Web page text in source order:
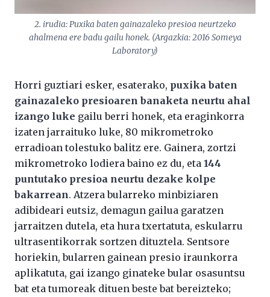
2. irudia: Puxika baten gainazaleko presioa neurtzeko
ahalmena ere badu gailu honek. (Argazkia: 2016 Someya
Laboratory)
Horri guztiari esker, esaterako, puxika baten
gainazaleko presioaren banaketa neurtu ahal
izango luke gailu berri honek, eta eraginkorra
izaten jarraituko luke, 80 mikrometroko
erradioan tolestuko balitz ere. Gainera, zortzi
mikrometroko lodiera baino ez du, eta 144
puntutako presioa neurtu dezake kolpe
bakarrean. Atzera bularreko minbiziaren
adibideari eutsiz, demagun gailua garatzen
jarraitzen dutela, eta hura txertatuta, eskularru
ultrasentikorrak sortzen dituztela. Sentsore
horiekin, bularren gainean presio iraunkorra
aplikatuta, gai izango ginateke bular osasuntsu
bat eta tumoreak dituen beste bat bereizteko;